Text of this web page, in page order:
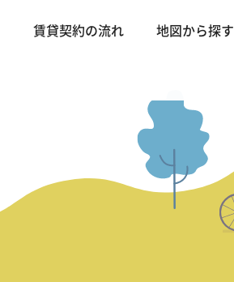
賃貸契約の流れ 地図から探す